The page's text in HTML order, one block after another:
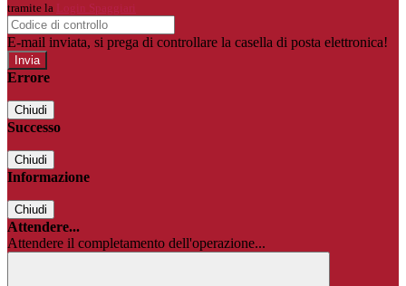
tramite la
Login Spaggiari
E-mail inviata, si prega di controllare la casella di posta elettronica!
Errore
Chiudi
Successo
Chiudi
Informazione
Chiudi
Attendere...
Attendere il completamento dell'operazione...